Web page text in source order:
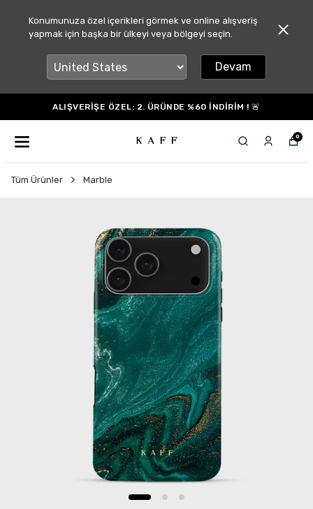
Konumunuza özel içerikleri görmek ve online alışveriş
yapmak için başka bir ülkeyi veya bölgeyi seçin.
Devam
ALIŞVERİŞE ÖZEL: 2. ÜRÜNDE %60 İNDİRİM ! 🚨
0
Tüm Ürünler Marble